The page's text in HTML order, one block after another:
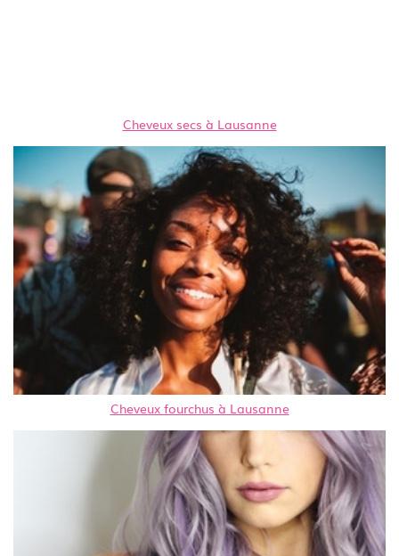
Cheveux secs à Lausanne
Cheveux fourchus à Lausanne